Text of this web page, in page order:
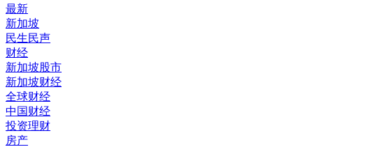
最新
新加坡
民生民声
财经
新加坡股市
新加坡财经
全球财经
中国财经
投资理财
房产